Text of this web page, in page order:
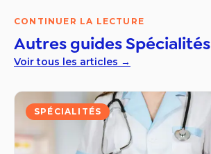
CONTINUER LA LECTURE
Autres guidesSpécialités
Voir tous les articles →
SPÉCIALITÉS